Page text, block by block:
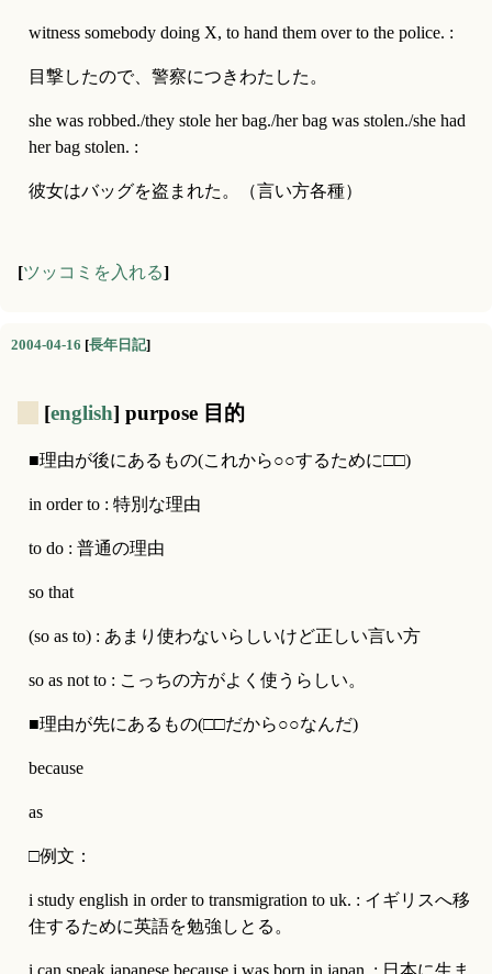
witness somebody doing X, to hand them over to the police. :
目撃したので、警察につきわたした。
she was robbed./they stole her bag./her bag was stolen./she had
her bag stolen. :
彼女はバッグを盗まれた。（言い方各種）
[ツッコミを入れる]
2004-04-16 [長年日記]
[english] purpose 目的
■理由が後にあるもの(これから○○するために□□)
in order to : 特別な理由
to do : 普通の理由
so that
(so as to) : あまり使わないらしいけど正しい言い方
so as not to : こっちの方がよく使うらしい。
■理由が先にあるもの(□□だから○○なんだ)
because
as
□例文：
i study english in order to transmigration to uk. : イギリスへ移
住するために英語を勉強しとる。